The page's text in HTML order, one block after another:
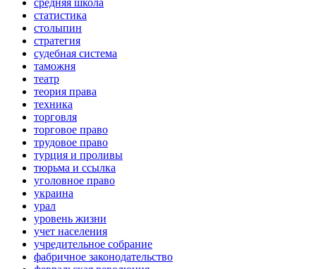
средняя школа
статистика
столыпин
стратегия
судебная система
таможня
театр
теория права
техника
торговля
торговое право
трудовое право
турция и проливы
тюрьма и ссылка
уголовное право
украина
урал
уровень жизни
учет населения
учредительное собрание
фабричное законодательство